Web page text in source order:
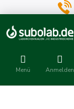
Menü Anmelden